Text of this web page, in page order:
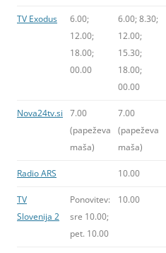
TV Exodus
6.00;
12.00;
18.00;
00.00
6.00; 8.30;
12.00;
15.30;
18.00;
00.00
Nova24tv.si
7.00
(papeževa
maša)
7.00
(papeževa
maša)
Radio ARS 10.00
TV
Slovenija 2
Ponovitev:
sre 10.00;
pet. 10.00
10.00